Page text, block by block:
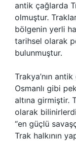
antik çağlarda
olmuştur.
bölgenin yerli
tarihsel olarak
bulunmuştur.
Trakya’nın
Osmanlı gibi
altına girmiştir.
olarak
“en güçlü
Trak halkının